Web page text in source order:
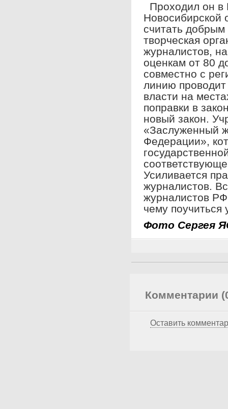
Проходил он в
Новосибирской
считать
творческая
журналистов,
оценкам от 80
совместно с
линию
власти на
поправки в
новый закон.
«Заслуженный
Федерации»,
Усиливается
журналистов.
журналистов
чему поучиться
Фото Сергея
Комментарии
Оставить